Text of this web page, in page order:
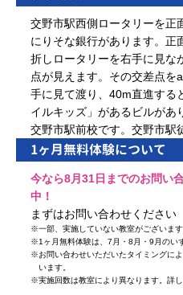
交野市駅西側ロータリーを正
にりそな銀行があります。正
折しロータリーを右手に見な
点が見えます。その交差点を
手に見て渡り、40m直進する
イルキッズ」があるビルがあ
交野市駅前校です。交野市駅
1ヶ月無料体験について
今なら8月31日までのお問い
中！
まずはお問い合わせください
※一部、実施していない教室がございます
※1ヶ月無料体験は、7月・8月・9月のい
※お問い合わせいただいたタイミングに
います。
※実施回数は教室により異なります。詳